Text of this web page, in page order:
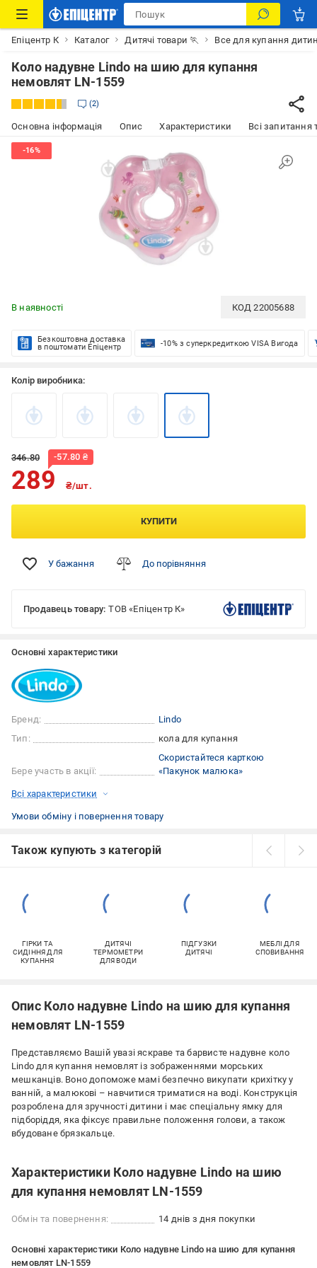
Епіцентр К Каталог Дитячі товари 🏃 Все для купання
Коло надувне Lindo на шию для купання
немовлят LN-1559
2
Основна інформація Опис Характеристики Всі запитання
В наявності КОД22005688
Безкоштовна доставка
в поштомати Епіцентр
-10% з суперкредиткою VISA Вигода
Колір виробника:
346.80 -57.80 ₴
289 ₴/шт.
КУПИТИ
У бажання До порівняння
Продавець товару: ТОВ «Епіцентр К»
Основні характеристики
Бренд:
Lindo
Тип:
кола для купання
Бере участь в акції:
Скористайтеся карткою
«Пакунок малюка»
Всі характеристики
Умови обміну і повернення товару
Також купують з категорій
ГІРКИ ТА
СИДІННЯ ДЛЯ
КУПАННЯ
ДИТЯЧІ
ТЕРМОМЕТРИ
ДЛЯ ВОДИ
ПІДГУЗКИ
ДИТЯЧІ
МЕБЛІ ДЛЯ
СПОВИВАННЯ
Опис Коло надувне Lindo на шию для купання
немовлят LN-1559
Представляємо Вашій увазі яскраве та барвисте надувне коло
Lindo для купання немовлят із зображеннями морських
мешканців. Воно допоможе мамі безпечно викупати крихітку у
ванній, а малюкові – навчитися триматися на воді. Конструкція
розроблена для зручності дитини і має спеціальну ямку для
підборіддя, яка фіксує правильне положення голови, а також
вбудоване брязкальце.
Характеристики Коло надувне Lindo на шию
для купання немовлят LN-1559
Обмін та повернення: 14 днів з дня покупки
Основні характеристики Коло надувне Lindo на шию для купання
немовлят LN-1559